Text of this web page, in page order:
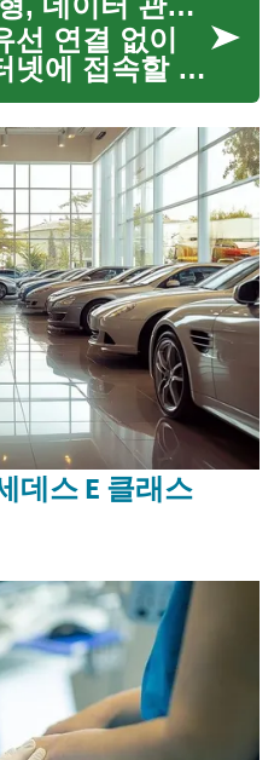
졌습니다. 이
넷의 기본 개
선 연결 없이
넷에 접속할 수
을 말합니다.
고정형 무
기와 모바일
형태로 제공되
...
데스 E 클래스